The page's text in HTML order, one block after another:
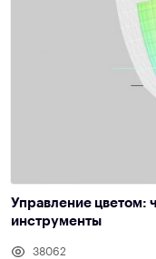
Управление цветом:
инструменты
38062